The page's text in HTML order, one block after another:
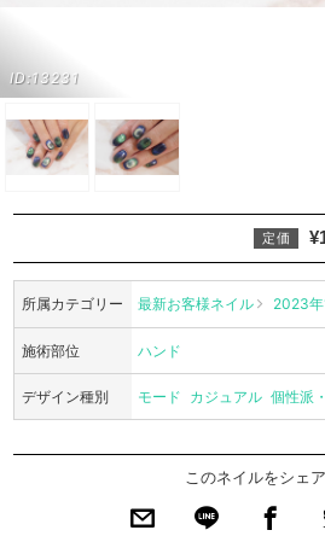
ID:13231
定価
所属カテゴリー 最新お客様ネイル 2023年
施術部位 ハンド
デザイン種別 モード カジュアル 個性派
このネイルをシェ